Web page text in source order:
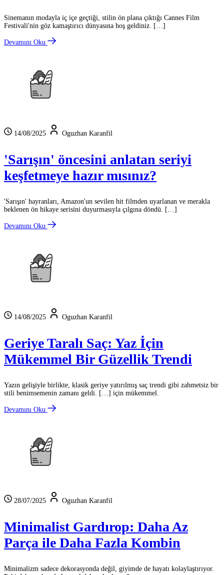
Sinemanın modayla iç içe geçtiği, stilin ön plana çıktığı Cannes Film
Festivali'nin göz kamaştırıcı dünyasına hoş geldiniz. […]
Devamını Oku
14/08/2025 Oguzhan Karanfil
'Sarışın' öncesini anlatan seriyi
keşfetmeye hazır mısınız?
'Sarışın' hayranları, Amazon'un sevilen hit filmden uyarlanan ve merakla
beklenen ön hikaye serisini duyurmasıyla çılgına döndü. […]
Devamını Oku
14/08/2025 Oguzhan Karanfil
Geriye Taralı Saç: Yaz İçin
Mükemmel Bir Güzellik Trendi
Yazın gelişiyle birlikte, klasik geriye yatırılmış saç trendi gibi zahmetsiz bir
stili benimsemenin zamanı geldi. […] için mükemmel.
Devamını Oku
28/07/2025 Oguzhan Karanfil
Minimalist Gardırop: Daha Az
Parça ile Daha Fazla Kombin
Minimalizm sadece dekorasyonda değil, giyimde de hayatı kolaylaştırıyor.